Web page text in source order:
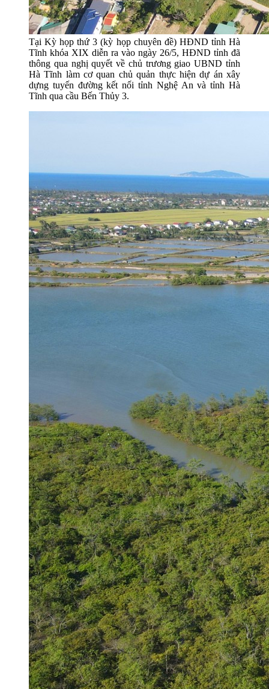
Tại Kỳ họp thứ 3 (kỳ họp chuyên đề) HĐND tỉnh Hà
Tĩnh khóa XIX diễn ra vào ngày 26/5, HĐND tỉnh đã
thông qua nghị quyết về chủ trương giao UBND tỉnh
Hà Tĩnh làm cơ quan chủ quản thực hiện dự án xây
dựng tuyến đường kết nối tỉnh Nghệ An và tỉnh Hà
Tĩnh qua cầu Bến Thủy 3.